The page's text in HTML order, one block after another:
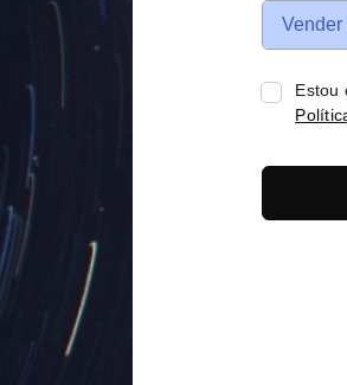
Vender
Estou